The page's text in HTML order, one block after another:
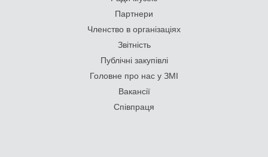
Партнери
Членство в організаціях
Звітність
Публічні закупівлі
Головне про нас у ЗМІ
Вакансії
Співпраця